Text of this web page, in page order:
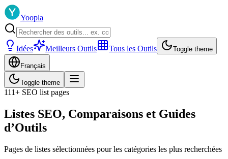
Yoopla
Idées Meilleurs Outils Tous les Outils Toggle theme
Français
Toggle theme
111+ SEO list pages
Listes SEO, Comparaisons et Guides
d’Outils
Pages de listes sélectionnées pour les catégories les plus recherchées